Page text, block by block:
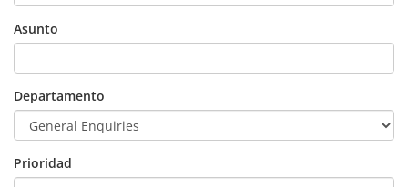
Asunto
Departamento
Prioridad